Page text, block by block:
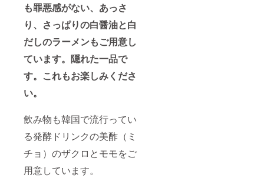
も罪悪感がない、あっさ
り、さっぱりの白醤油と白
だしのラーメンもご用意し
ています。隠れた一品で
す。これもお楽しみくださ
い。
飲み物も韓国で流行ってい
る発酵ドリンクの美酢（ミ
チョ）のザクロとモモをご
用意しています。